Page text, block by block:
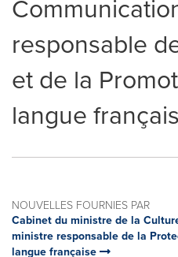
responsable
et de la
langue
NOUVELLES FOURNIES PAR
Cabinet du ministre de la
ministre responsable de la
langue française